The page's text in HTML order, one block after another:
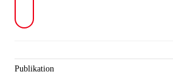
Publikation